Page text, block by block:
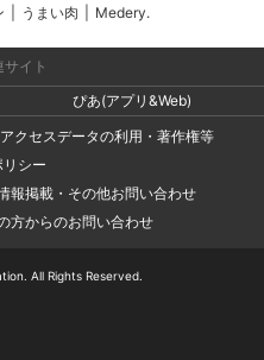
うまい肉 Medery.
イト
ぴあ(アプリ&Web)
アクセスデータの利用・著作権等
シー
報掲載・その他お問い合わせ
方からのお問い合わせ
All Rights Reserved.